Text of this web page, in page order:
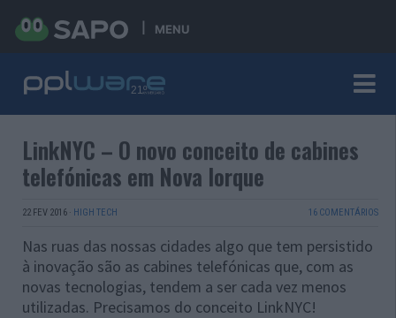
MENU
LinkNYC – O novo conceito de cabines
telefónicas em Nova Iorque
22 FEV 2016 · HIGH TECH 16 COMENTÁRIOS
Nas ruas das nossas cidades algo que tem persistido
à inovação são as cabines telefónicas que, com as
novas tecnologias, tendem a ser cada vez menos
utilizadas. Precisamos do conceito LinkNYC!